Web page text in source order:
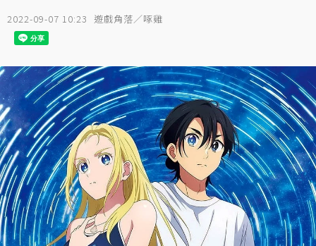
2022-09-07 10:23 遊戲角落／啄雞